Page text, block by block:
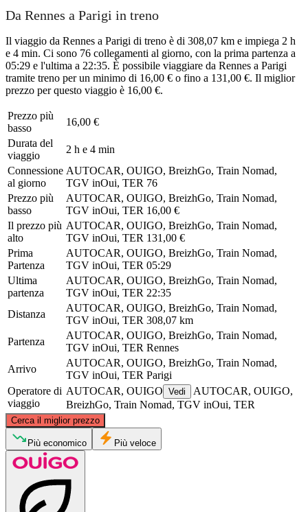
Da Rennes a Parigi in treno
Il viaggio da Rennes a Parigi di treno è di 308,07 km e impiega 2 h
e 4 min. Ci sono 76 collegamenti al giorno, con la prima partenza a
05:29 e l'ultima a 22:35. È possibile viaggiare da Rennes a Parigi
tramite treno per un minimo di 16,00 € o fino a 131,00 €. Il miglior
prezzo per questo viaggio è 16,00 €.
Prezzo più
basso
16,00 €
Durata del
viaggio
2 h e 4 min
Connessione
al giorno
AUTOCAR, OUIGO, BreizhGo, Train Nomad,
TGV inOui, TER 76
Prezzo più
basso
AUTOCAR, OUIGO, BreizhGo, Train Nomad,
TGV inOui, TER 16,00 €
Il prezzo più
alto
AUTOCAR, OUIGO, BreizhGo, Train Nomad,
TGV inOui, TER 131,00 €
Prima
Partenza
AUTOCAR, OUIGO, BreizhGo, Train Nomad,
TGV inOui, TER 05:29
Ultima
partenza
AUTOCAR, OUIGO, BreizhGo, Train Nomad,
TGV inOui, TER 22:35
Distanza
AUTOCAR, OUIGO, BreizhGo, Train Nomad,
TGV inOui, TER 308,07 km
Partenza
AUTOCAR, OUIGO, BreizhGo, Train Nomad,
TGV inOui, TER Rennes
Arrivo
AUTOCAR, OUIGO, BreizhGo, Train Nomad,
TGV inOui, TER Parigi
Operatore di
viaggio
AUTOCAR, OUIGO Vedi
AUTOCAR, OUIGO,
BreizhGo, Train Nomad, TGV inOui, TER
Cerca il miglior prezzo
©CARTO, © OpenStreetMapcontributors
Più economico Più veloce